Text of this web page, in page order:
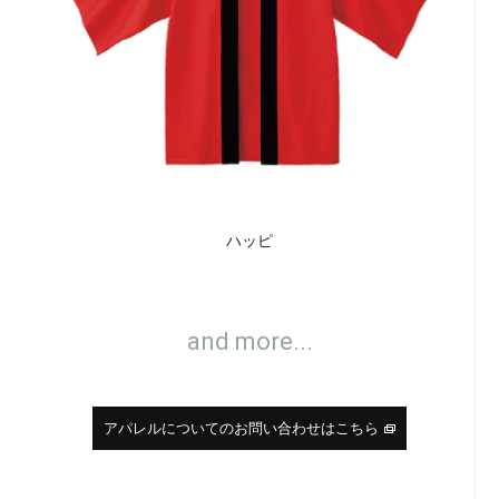
ハッピ
and more...
アパレルについてのお問い合わせはこちら